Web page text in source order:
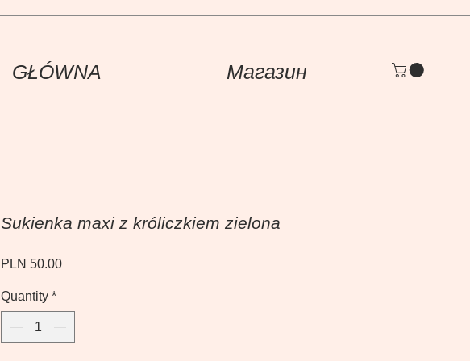
Магазин
GŁÓWNА
Sukienka maxi z króliczkiem zielona
PLN 50.00Price
Quantity *